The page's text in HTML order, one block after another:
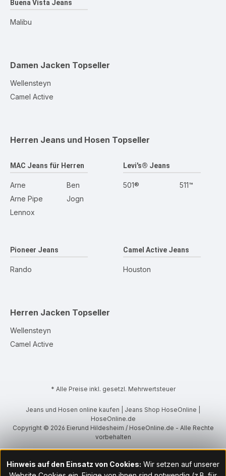
Buena Vista Jeans
Malibu
Damen Jacken Topseller
Wellensteyn
Camel Active
Herren Jeans und Hosen Topseller
MAC Jeans für Herren
Arne
Arne Pipe
Lennox
Ben
Jogn
Levi's® Jeans
501® 511™
Pioneer Jeans
Rando
Camel Active Jeans
Houston
Herren Jacken Topseller
Wellensteyn
Camel Active
* Alle Preise inkl. gesetzl. Mehrwertsteuer
Jeans und Hosen online kaufen | Jeans Shop HoseOnline |
HoseOnline.de
Copyright © 2026 Eierund Hildesheim / HoseOnline.de - Alle Rechte
vorbehalten
Hinweis auf den Einsatz von Cookies: Wir setzen auf unserer